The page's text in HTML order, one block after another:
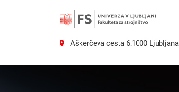
Aškerčeva cesta 6,1000 Ljubljana